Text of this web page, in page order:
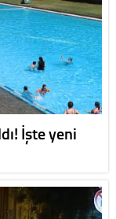
İşte yeni